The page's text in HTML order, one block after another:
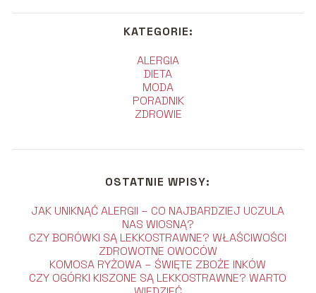
KATEGORIE:
ALERGIA
DIETA
MODA
PORADNIK
ZDROWIE
OSTATNIE WPISY:
JAK UNIKNĄĆ ALERGII – CO NAJBARDZIEJ UCZULA
NAS WIOSNĄ?
CZY BORÓWKI SĄ LEKKOSTRAWNE? WŁAŚCIWOŚCI
ZDROWOTNE OWOCÓW
KOMOSA RYŻOWA – ŚWIĘTE ZBOŻE INKÓW
CZY OGÓRKI KISZONE SĄ LEKKOSTRAWNE? WARTO